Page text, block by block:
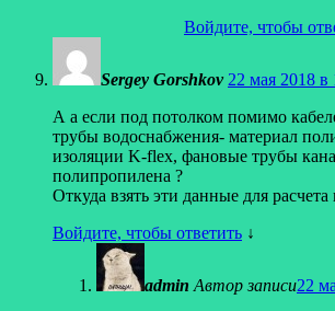
Войдите, чтобы
Sergey Gorshkov 22 мая 2018 в
А а если под потолком помимо
трубы водоснабжения- материал
изоляции K-flex, фановые трубы
полипропилена ?
Откуда взять эти данные для
Войдите, чтобы ответить ↓
admin Автор записи22